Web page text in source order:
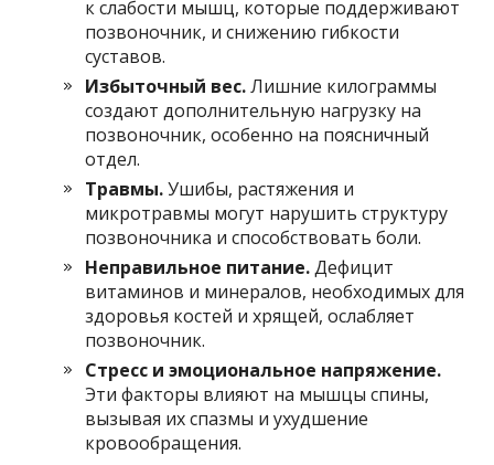
к слабости мышц, которые поддерживают
позвоночник, и снижению гибкости
суставов.
Избыточный вес.Лишние килограммы
создают дополнительную нагрузку на
позвоночник, особенно на поясничный
отдел.
Травмы.Ушибы, растяжения и
микротравмы могут нарушить структуру
позвоночника и способствовать боли.
Неправильное питание.Дефицит
витаминов и минералов, необходимых для
здоровья костей и хрящей, ослабляет
позвоночник.
Стресс и эмоциональное напряжение.
Эти факторы влияют на мышцы спины,
вызывая их спазмы и ухудшение
кровообращения.